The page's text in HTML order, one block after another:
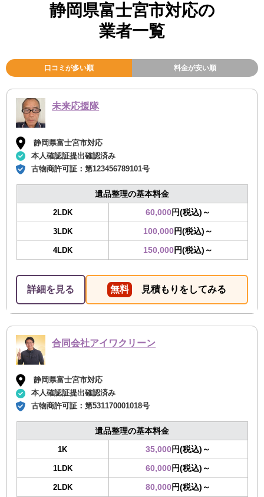
静岡県富士宮市対応の
業者一覧
口コミが多い順 料金が安い順
未来応援隊
静岡県富士宮市対応
本人確認証提出確認済み
古物商許可証：第123456789101号
遺品整理の基本料金
2LDK 60,000円(税込)～
3LDK 100,000円(税込)～
4LDK 150,000円(税込)～
詳細を見る 無料 見積もりをしてみる
合同会社アイワクリーン
静岡県富士宮市対応
本人確認証提出確認済み
古物商許可証：第531170001018号
遺品整理の基本料金
1K 35,000円(税込)～
1LDK 60,000円(税込)～
2LDK 80,000円(税込)～